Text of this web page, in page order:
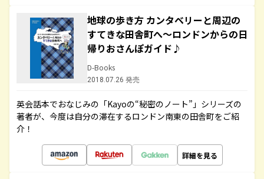
地球の歩き方 カンタベリーと周辺の
すてきな田舎町へ～ロンドンからの日
帰りおさんぽガイド♪
D-Books
2018.07.26 発売
英会話本でおなじみの「Kayoの“秘密のノート”」シリーズの
著者が、今度は自分の滞在するロンドン南東の田舎町をご紹
介！
詳細を見る